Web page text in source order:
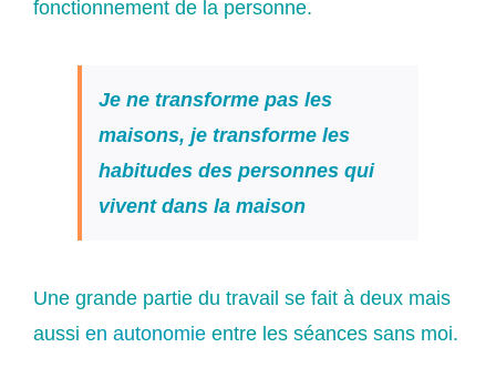
fonctionnement de la personne.
Je ne transforme pas les
maisons, je transforme les
habitudes des personnes qui
vivent dans la maison
Une grande partie du travail se fait à deux mais
aussi en autonomie entre les séances sans moi.